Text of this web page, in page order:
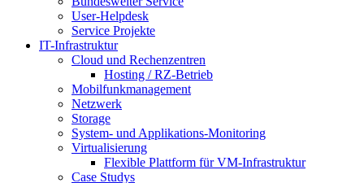
User-Helpdesk
Service Projekte
IT-Infrastruktur
Cloud und Rechenzentren
Hosting / RZ-Betrieb
Mobilfunkmanagement
Netzwerk
Storage
System- und Applikations-Monitoring
Virtualisierung
Flexible Plattform für VM-Infrastruktur
Case Studys